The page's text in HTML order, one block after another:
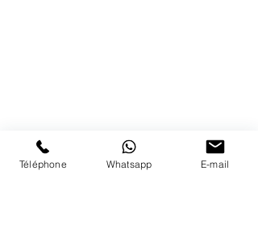
PAIEMENTS ACCEPTÉS
Téléphone Whatsapp E-mail